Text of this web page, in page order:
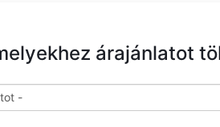
árajánlatot